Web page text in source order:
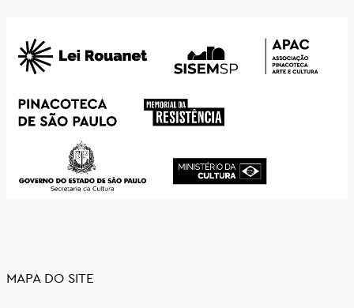
MAPA DO SITE